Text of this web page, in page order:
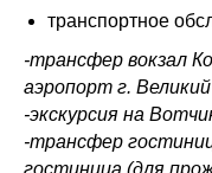
транспортное
-трансфер вокзал
аэропорт г.
-экскурсия на
-трансфер
гостиница (для